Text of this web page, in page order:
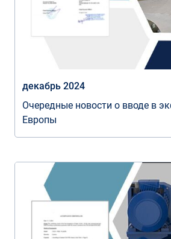
декабрь 2024
Очередные новости о вводе в
Европы